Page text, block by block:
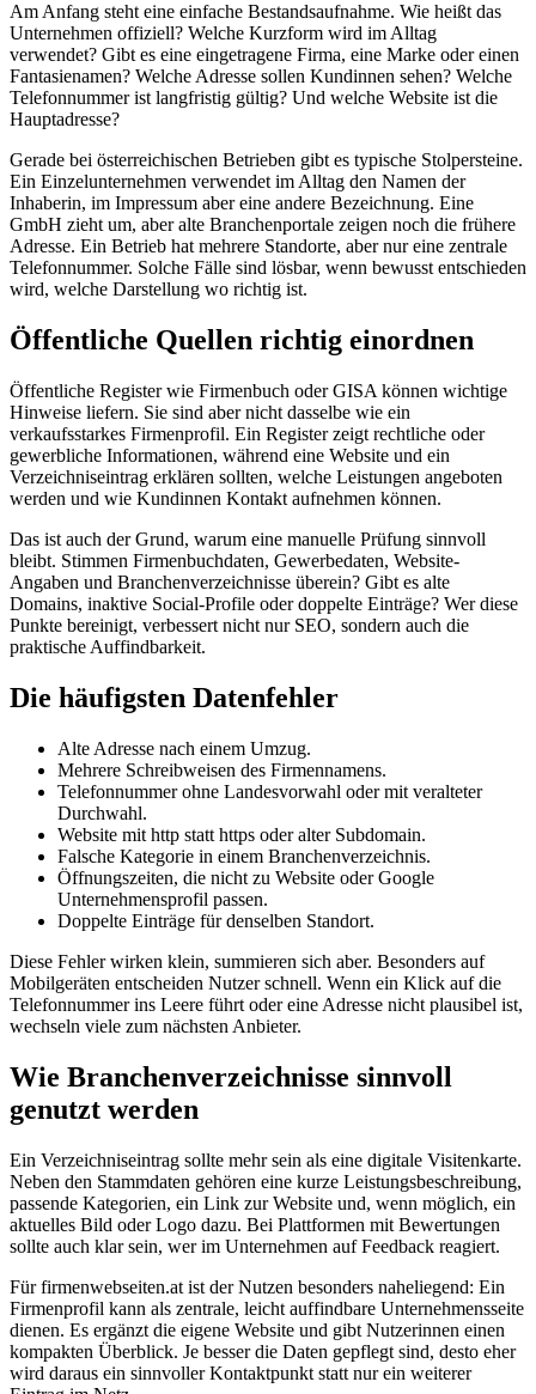
Am Anfang steht eine einfache Bestandsaufnahme. Wie heißt das
Unternehmen offiziell? Welche Kurzform wird im Alltag
verwendet? Gibt es eine eingetragene Firma, eine Marke oder einen
Fantasienamen? Welche Adresse sollen Kundinnen sehen? Welche
Telefonnummer ist langfristig gültig? Und welche Website ist die
Hauptadresse?
Gerade bei österreichischen Betrieben gibt es typische Stolpersteine.
Ein Einzelunternehmen verwendet im Alltag den Namen der
Inhaberin, im Impressum aber eine andere Bezeichnung. Eine
GmbH zieht um, aber alte Branchenportale zeigen noch die frühere
Adresse. Ein Betrieb hat mehrere Standorte, aber nur eine zentrale
Telefonnummer. Solche Fälle sind lösbar, wenn bewusst entschieden
wird, welche Darstellung wo richtig ist.
Öffentliche Quellen richtig einordnen
Öffentliche Register wie Firmenbuch oder GISA können wichtige
Hinweise liefern. Sie sind aber nicht dasselbe wie ein
verkaufsstarkes Firmenprofil. Ein Register zeigt rechtliche oder
gewerbliche Informationen, während eine Website und ein
Verzeichniseintrag erklären sollten, welche Leistungen angeboten
werden und wie Kundinnen Kontakt aufnehmen können.
Das ist auch der Grund, warum eine manuelle Prüfung sinnvoll
bleibt. Stimmen Firmenbuchdaten, Gewerbedaten, Website-
Angaben und Branchenverzeichnisse überein? Gibt es alte
Domains, inaktive Social-Profile oder doppelte Einträge? Wer diese
Punkte bereinigt, verbessert nicht nur SEO, sondern auch die
praktische Auffindbarkeit.
Die häufigsten Datenfehler
Alte Adresse nach einem Umzug.
Mehrere Schreibweisen des Firmennamens.
Telefonnummer ohne Landesvorwahl oder mit veralteter
Durchwahl.
Website mit http statt https oder alter Subdomain.
Falsche Kategorie in einem Branchenverzeichnis.
Öffnungszeiten, die nicht zu Website oder Google
Unternehmensprofil passen.
Doppelte Einträge für denselben Standort.
Diese Fehler wirken klein, summieren sich aber. Besonders auf
Mobilgeräten entscheiden Nutzer schnell. Wenn ein Klick auf die
Telefonnummer ins Leere führt oder eine Adresse nicht plausibel ist,
wechseln viele zum nächsten Anbieter.
Wie Branchenverzeichnisse sinnvoll
genutzt werden
Ein Verzeichniseintrag sollte mehr sein als eine digitale Visitenkarte.
Neben den Stammdaten gehören eine kurze Leistungsbeschreibung,
passende Kategorien, ein Link zur Website und, wenn möglich, ein
aktuelles Bild oder Logo dazu. Bei Plattformen mit Bewertungen
sollte auch klar sein, wer im Unternehmen auf Feedback reagiert.
Für firmenwebseiten.at ist der Nutzen besonders naheliegend: Ein
Firmenprofil kann als zentrale, leicht auffindbare Unternehmensseite
dienen. Es ergänzt die eigene Website und gibt Nutzerinnen einen
kompakten Überblick. Je besser die Daten gepflegt sind, desto eher
wird daraus ein sinnvoller Kontaktpunkt statt nur ein weiterer